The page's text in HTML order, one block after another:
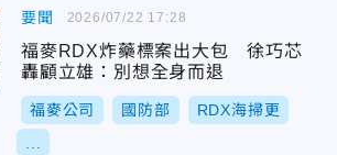
要聞
福麥RDX炸藥標案出大包 徐巧芯
轟顧立雄：別想全身而退
福麥公司 國防部 RDX海掃更
2026/07/22 17:28